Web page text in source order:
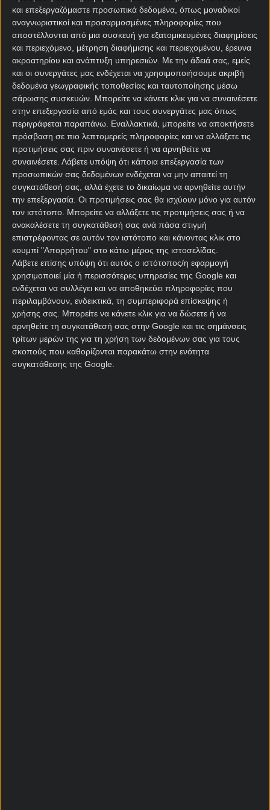
και επεξεργαζόμαστε προσωπικά δεδομένα, όπως μοναδικοί
αναγνωριστικοί και προσαρμοσμένες πληροφορίες που
αποστέλλονται από μια συσκευή για εξατομικευμένες διαφημίσεις
και περιεχόμενο, μέτρηση διαφήμισης και περιεχομένου, έρευνα
ακροατηρίου και ανάπτυξη υπηρεσιών. Με την άδειά σας, εμείς
και οι συνεργάτες μας ενδέχεται να χρησιμοποιήσουμε ακριβή
δεδομένα γεωγραφικής τοποθεσίας και ταυτοποίησης μέσω
σάρωσης συσκευών. Μπορείτε να κάνετε κλικ για να συναινέσετε
στην επεξεργασία από εμάς και τους συνεργάτες μας όπως
περιγράφεται παραπάνω. Εναλλακτικά, μπορείτε να αποκτήσετε
πρόσβαση σε πιο λεπτομερείς πληροφορίες και να αλλάξετε τις
προτιμήσεις σας πριν συναινέσετε ή να αρνηθείτε να
συναινέσετε. Λάβετε υπόψη ότι κάποια επεξεργασία των
προσωπικών σας δεδομένων ενδέχεται να μην απαιτεί τη
συγκατάθεσή σας, αλλά έχετε το δικαίωμα να αρνηθείτε αυτήν
την επεξεργασία. Οι προτιμήσεις σας θα ισχύουν μόνο για αυτόν
τον ιστότοπο. Μπορείτε να αλλάξετε τις προτιμήσεις σας ή να
ανακαλέσετε τη συγκατάθεσή σας ανά πάσα στιγμή
επιστρέφοντας σε αυτόν τον ιστότοπο και κάνοντας κλικ στο
κουμπί "Απορρήτου" στο κάτω μέρος της ιστοσελίδας.
Λάβετε επίσης υπόψη ότι αυτός ο ιστότοπος/η εφαρμογή
χρησιμοποιεί μία ή περισσότερες υπηρεσίες της Google και
ενδέχεται να συλλέγει και να αποθηκεύει πληροφορίες που
περιλαμβάνουν, ενδεικτικά, τη συμπεριφορά επίσκεψης ή
χρήσης σας. Μπορείτε να κάνετε κλικ για να δώσετε ή να
αρνηθείτε τη συγκατάθεσή σας στην Google και τις σημάνσεις
τρίτων μερών της για τη χρήση των δεδομένων σας για τους
σκοπούς που καθορίζονται παρακάτω στην ενότητα
συγκατάθεσης της Google.
Τοπρόγραμμα αγώνωντης σημερινής ημέρας
ξεκινάει με την αναμέτρηση Αργεντινή – Αίγυπτος
(07/07, 19:00).
ΗΑργεντινήπέρασε μετά κόπων και βασάνων από
τους «32». Το Πράσινο Ακρωτήρι δεν σταμάτησε να
παλεύει ούτε μία στιγμή, ωστόσο στην παράταση
τελικά λύγισε και η συμμορία του Λιονέλ Μέσι
προκρίθηκε στην επόμενη φάση (3-2 (παρ.), 04/07).
Πάντως για αυτό που ξεχωρίζει η ομάδα του
Σκαλόνι, είναι πως στη φετινή διοργάνωση έχει
σκοράρει από δύο γκολ και πάνω σε κάθε παιχνίδι!
Εννοείται πως ο «κοντός» έχει τα 7/11 τέρματα
μέχρι στιγμής.
Την ίδια στιγμή ηΑίγυπτοςκατάφερε να περάσει το
εμπόδιο της Αυστραλίας, την οποία απέκλεισε στα
πέναλτι (1-1 (πεν. 2-4), 03/07). Με αυτόν τον τρόπο
οι «Φαραώ» ζουν αξέχαστες στιγμές, καθώς θα
αγωνιστούν για πρώτη φορά στους «16» – ενώ
φέτος αγωνίζονται γενικότερα για πρώτη φορά σε
νοκ άουτ.
Παρακάτω οι ενισχυμένες αποδόσεις που
ξεχωρίσαμε για το Αργεντινή – Αίγυπτος από το
pamestoixima.gr ώστε να διαλέξεις αυτές που σου